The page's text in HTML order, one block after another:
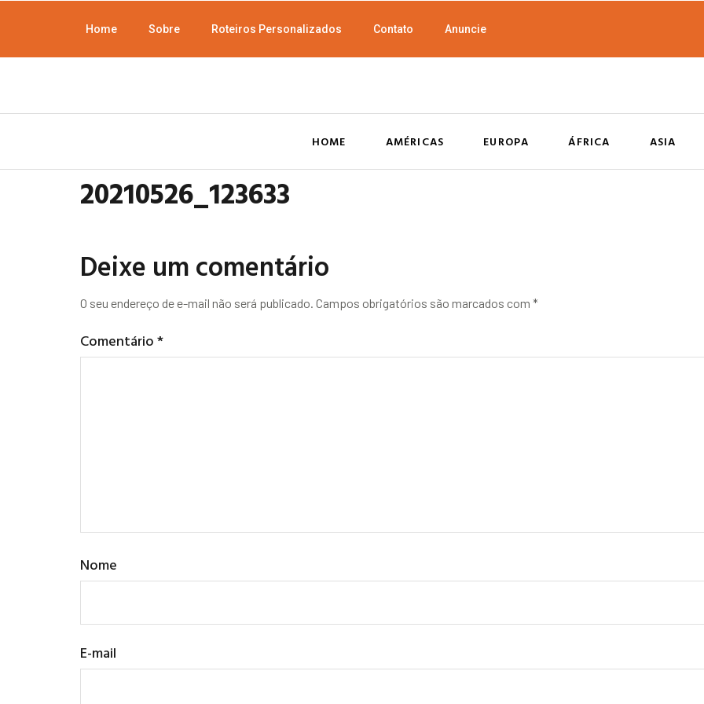
Home Sobre Roteiros Personalizados Contato Anuncie
HOME AMÉRICAS EUROPA ÁFRICA ASIA
20210526_123633
Deixe um comentário
O seu endereço de e-mail não será publicado. Campos obrigatórios são marcados com *
Comentário*
Nome
E-mail